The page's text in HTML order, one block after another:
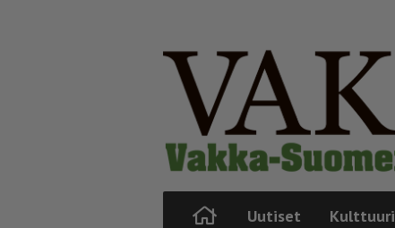
Uutiset Kulttuuri